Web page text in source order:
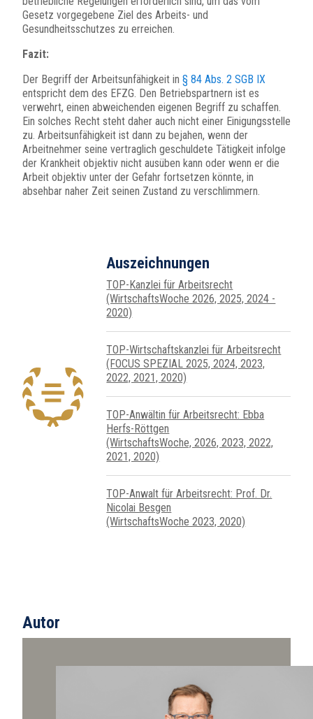
Gesetz vorgegebene Ziel des Arbeits- und
Gesundheitsschutzes zu erreichen.
Fazit:
Der Begriff der Arbeitsunfähigkeit in § 84 Abs. 2 SGB IX
entspricht dem des EFZG. Den Betriebspartnern ist es
verwehrt, einen abweichenden eigenen Begriff zu schaffen.
Ein solches Recht steht daher auch nicht einer Einigungsstelle
zu. Arbeitsunfähigkeit ist dann zu bejahen, wenn der
Arbeitnehmer seine vertraglich geschuldete Tätigkeit infolge
der Krankheit objektiv nicht ausüben kann oder wenn er die
Arbeit objektiv unter der Gefahr fortsetzen könnte, in
absehbar naher Zeit seinen Zustand zu verschlimmern.
Auszeichnungen
TOP-Kanzlei für Arbeitsrecht
(WirtschaftsWoche 2026, 2025, 2024 -
2020)
TOP-Wirtschafts­kanzlei für Arbeits­recht
(FOCUS SPEZIAL 2025, 2024, 2023,
2022, 2021, 2020)
TOP-Anwältin für Arbeitsrecht: Ebba
Herfs-Röttgen
(WirtschaftsWoche, 2026, 2023, 2022,
2021, 2020)
TOP-Anwalt für Arbeitsrecht: Prof. Dr.
Nicolai Besgen
(WirtschaftsWoche 2023, 2020)
Autor